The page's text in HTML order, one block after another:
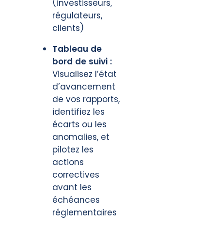
(investisseurs,
régulateurs,
clients)
Tableau de
bord de suivi :
Visualisez l’état
d’avancement
de vos rapports,
identifiez les
écarts ou les
anomalies, et
pilotez les
actions
correctives
avant les
échéances
réglementaires